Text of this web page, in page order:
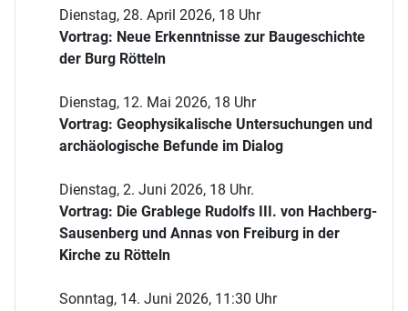
Dienstag, 28. April 2026, 18 Uhr
Vortrag: Neue Erkenntnisse zur Baugeschichte
der Burg Rötteln
Dienstag, 12. Mai 2026, 18 Uhr
Vortrag: Geophysikalische Untersuchungen und
archäologische Befunde im Dialog
Dienstag, 2. Juni 2026, 18 Uhr.
Vortrag: Die Grablege Rudolfs III. von Hachberg-
Sausenberg und Annas von Freiburg in der
Kirche zu Rötteln
Sonntag, 14. Juni 2026, 11:30 Uhr